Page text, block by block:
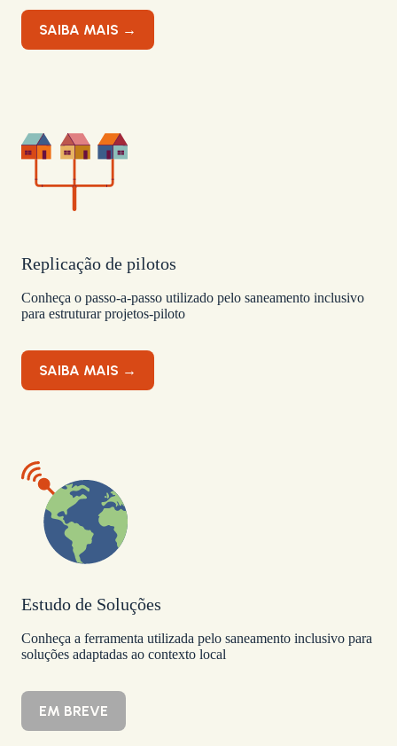
SAIBA MAIS →
Replicação de pilotos
Conheça o passo-a-passo utilizado pelo saneamento inclusivo
para estruturar projetos-piloto
SAIBA MAIS →
Estudo de Soluções
Conheça a ferramenta utilizada pelo saneamento inclusivo para
soluções adaptadas ao contexto local
EM BREVE